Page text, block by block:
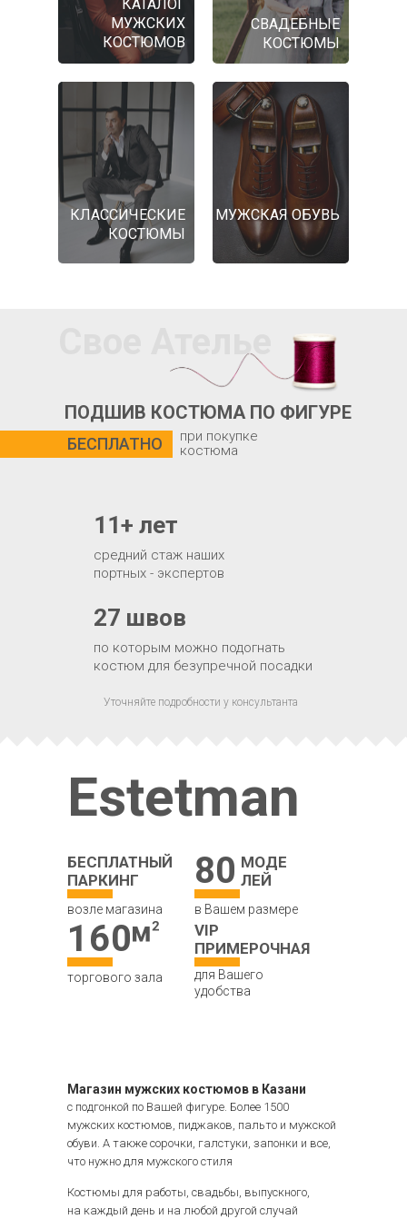
КАТАЛОГ
МУЖСКИХ
КОСТЮМОВ
СВАДЕБНЫЕ
КОСТЮМЫ
КЛАССИЧЕСКИЕ
КОСТЮМЫ
МУЖСКАЯ ОБУВЬ
Свое Ателье
ПОДШИВ КОСТЮМА ПО ФИГУРЕ
БЕСПЛАТНО
по которым можно подогнать
костюм для безупречной посадки
27 швов
средний стаж наших
портных - экспертов
11+ лет
при покупке
костюма
Уточняйте подробности у консультанта
с подгонкой по Вашей фигуре. Более 1500
мужских костюмов, пиджаков, пальто и мужской
обуви. А также сорочки, галстуки, запонки и все,
что нужно для мужского стиля
Костюмы для работы, свадьбы, выпускного,
на каждый день и на любой другой случай
Estetman
БЕСПЛАТНЫЙ
ПАРКИНГ
возле магазина
80 МОДЕ
ЛЕЙ
в Вашем размере
160
торгового зала
VIP
ПРИМЕРОЧНАЯ
для Вашего
удобства
Магазин мужских костюмов в Казани